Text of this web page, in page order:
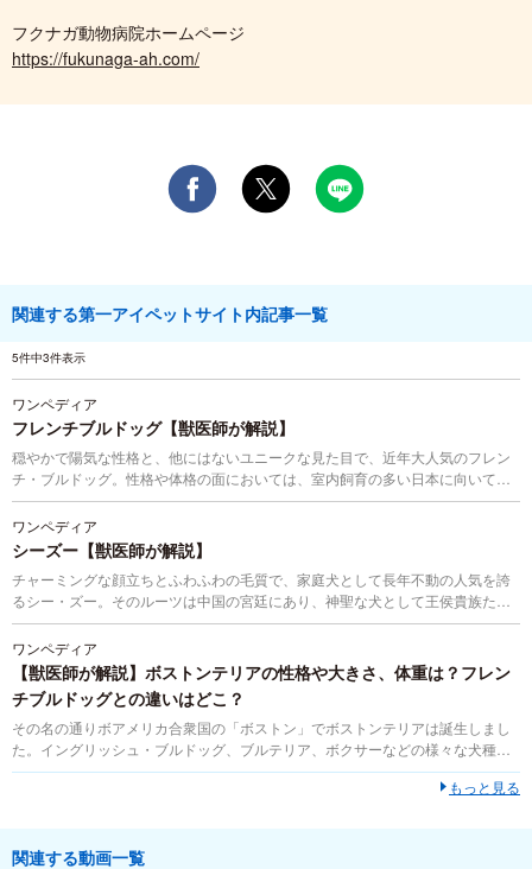
フクナガ動物病院ホームページ
https://fukunaga-ah.com/
関連する第一アイペットサイト内記事一覧
5件中3件表示
ワンペディア
フレンチブルドッグ【獣医師が解説】
穏やかで陽気な性格と、他にはないユニークな見た目で、近年大人気のフレン
チ・ブルドッグ。性格や体格の面においては、室内飼育の多い日本に向いてい
る犬種とも言えますが、かかりやすい病気や飼育上の注意点は多く、決して
「飼いやすい犬種」とは言えません。しかしとても人なつこく、愛らしい犬種
なのも事実。フレンチ・ブルドッグという犬種を飼い主さんがきちんと理解し
てあげることは、病気の予防にもつながるのでとても大切です。ここではフレ
ンチ・ブルドッグの歴史、体や性格の特徴、飼育上の注意点やかかりやすい病
気について解説します。
ワンペディア
シーズー【獣医師が解説】
チャーミングな顔立ちとふわふわの毛質で、家庭犬として長年不動の人気を誇
るシー・ズー。そのルーツは中国の宮廷にあり、神聖な犬として王侯貴族たち
に寵愛されてきた歴史があります。穏やかな性格で飼育しやすいと言われてい
ますが、お世話やお手入れは意外と手のかかるポイントが満載です。 ここで
は、そんなシー・ズーの歴史や特徴、性格、飼育上の注意、かかりやすい病気
について詳しく解説します。
ワンペディア
【獣医師が解説】ボストンテリアの性格や大きさ、体重は？フレン
チブルドッグとの違いはどこ？
その名の通りボアメリカ合衆国の「ボストン」でボストンテリアは誕生しまし
た。イングリッシュ・ブルドッグ、ブルテリア、ボクサーなどの様々な犬種か
らつくり出されたボストンテリアは当初は体重20kg以上ある闘犬で、「ボスト
ン・ブル」と呼ばれていました。気性の荒い子が多い犬種でしたが、テリアな
ボストン・テリアの第１号がアメリカン・ケンネル・クラブに登録されたこと
もっと見る
関連する動画一覧